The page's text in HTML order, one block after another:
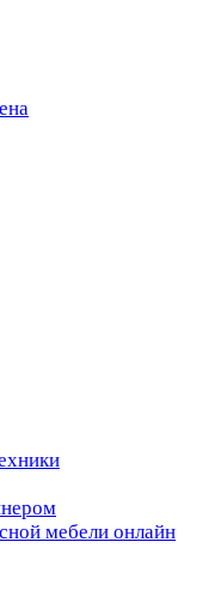
мебели онлайн